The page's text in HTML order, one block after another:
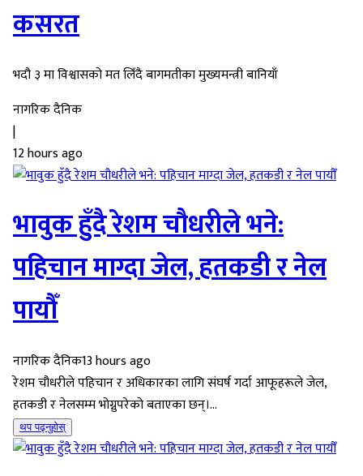
कसरत
भदौ ३ मा विश्वासको मत लिँदै बागमतीका मुख्यमन्त्री बानियाँ
नागरिक दैनिक
|
12 hours ago
भावुक हुँदै रेशम चौधरीले भने:
पहिचान माग्दा जेल, हतकडी र नेल
पायौँ
नागरिक दैनिक13 hours ago
रेशम चौधरीले पहिचान र अधिकारका लागि संघर्ष गर्दा आफूहरूले जेल,
हतकडी र नेलसम्म भोग्नुपरेको बताएका छन्।...
थप पढ्नुहोस्